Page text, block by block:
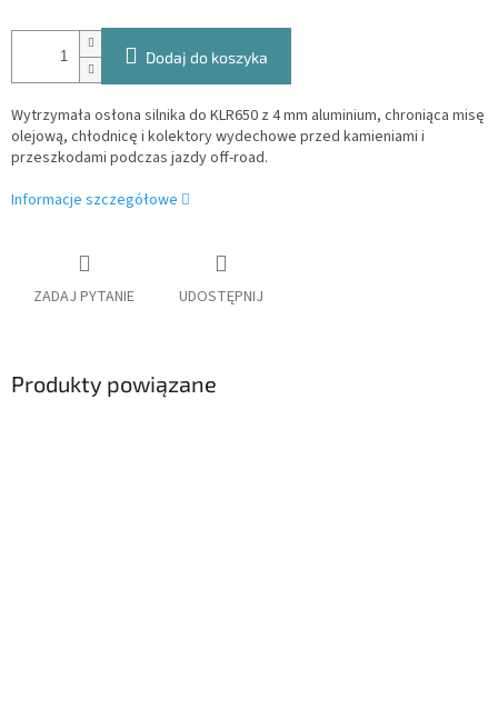
Dodaj do koszyka
Wytrzymała osłona silnika do KLR650 z 4 mm aluminium, chroniąca misę
olejową, chłodnicę i kolektory wydechowe przed kamieniami i
przeszkodami podczas jazdy off-road.
Informacje szczegółowe
ZADAJ PYTANIE UDOSTĘPNIJ
Produkty powiązane